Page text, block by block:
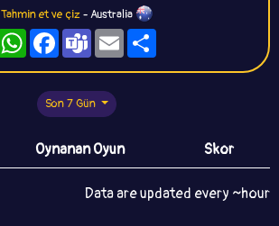
Tahmin et ve çiz- Australia
WhatsAppFacebook
TeamsEmail
Son 7 Gün
Oynanan Oyun Skor
Data are updated every ~hour